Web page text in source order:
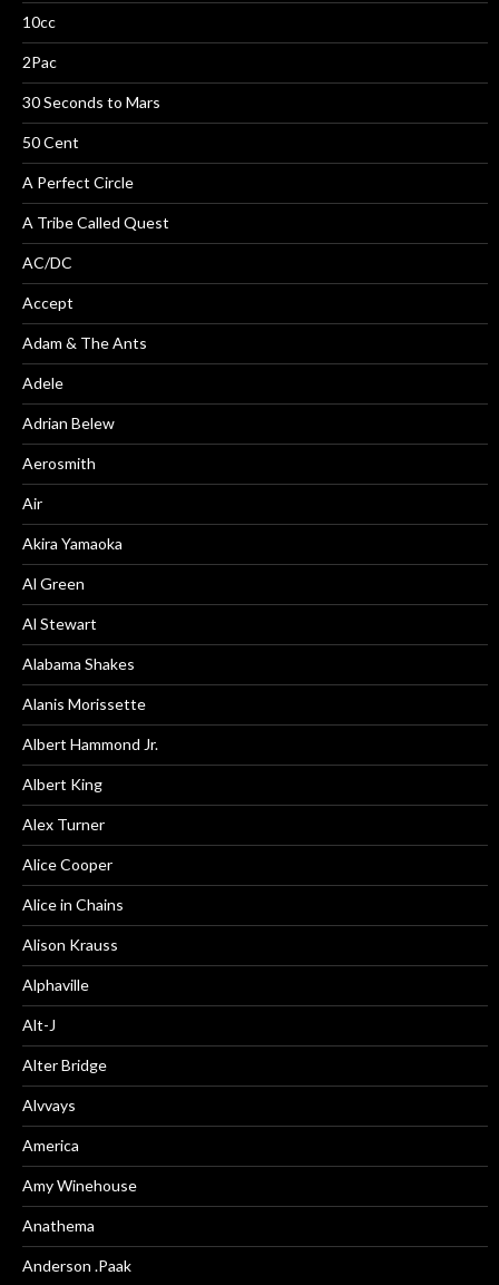
10cc
2Pac
30 Seconds to Mars
50 Cent
A Perfect Circle
A Tribe Called Quest
AC/DC
Accept
Adam & The Ants
Adele
Adrian Belew
Aerosmith
Air
Akira Yamaoka
Al Green
Al Stewart
Alabama Shakes
Alanis Morissette
Albert Hammond Jr.
Albert King
Alex Turner
Alice Cooper
Alice in Chains
Alison Krauss
Alphaville
Alt-J
Alter Bridge
Alvvays
America
Amy Winehouse
Anathema
Anderson .Paak